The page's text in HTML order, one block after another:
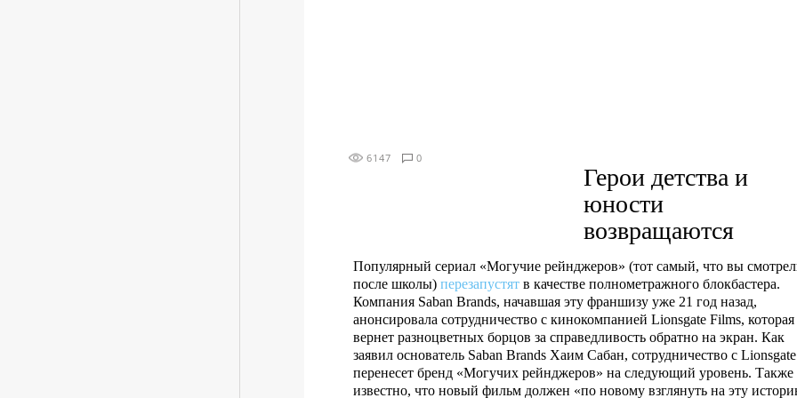
6147 0
Герои детства и
юности
возвращаются
Популярный сериал «Могучие рейнджеров» (тот самый, что вы
после школы) перезапустят в качестве полнометражного блокбастера.
Компания Saban Brands, начавшая эту франшизу уже 21 год назад,
анонсировала сотрудничество с кинокомпанией Lionsgate Films, которая
вернет разноцветных борцов за справедливость обратно на экран. Как
заявил основатель Saban Brands Хаим Сабан, сотрудничество с Lionsgate
перенесет бренд «Могучих рейнджеров» на следующий уровень. Также
известно, что новый фильм должен «по новому взглянуть на эту